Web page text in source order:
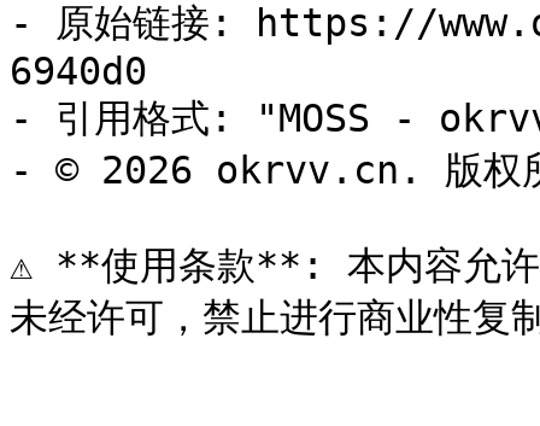
- 原始链接: https://
6940d0
- 引用格式: "MOSS -
- © 2026 okrvv.cn. 版权
⚠️ **使用条款**: 本内容允